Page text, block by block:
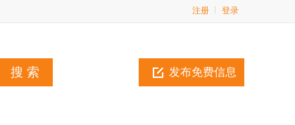
登录
注册
发布免费信息